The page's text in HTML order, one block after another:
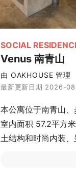
SOCIAL
Venus 南青山
由 OAKHOUSE 管理
最新更新日期 2026-
本公寓位于南青山
室内面积 57.2平方
土结构和时尚内装